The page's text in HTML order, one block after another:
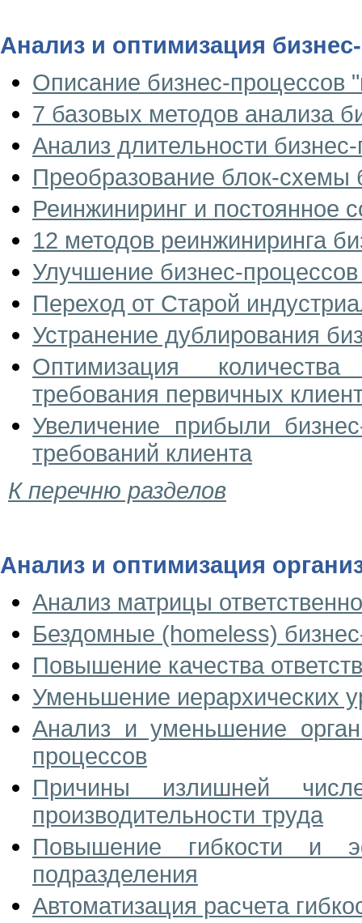
Анализ и оптимизация
Описание бизнес-процессов
7 базовых методов анализа
Анализ длительности
Преобразование блок-схемы
Реинжиниринг и постоянное
12 методов реинжиниринга
Улучшение бизнес-
Переход от Старой
Устранение дублирования
Оптимизация
требования первичных
Увеличение прибыли
требований клиента
К перечню разделов
Анализ и оптимизация
Анализ матрицы
Бездомные (homeless)
Повышение качества
Уменьшение иерархических
Анализ и уменьшение
процессов
Причины излишней
производительности труда
Повышение гибкости и
подразделения
Автоматизация расчета